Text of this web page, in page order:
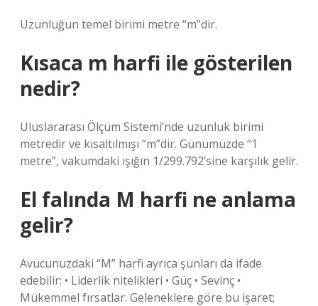
Uzunluğun temel birimi metre “m”dir.
Kısaca m harfi ile gösterilen
nedir?
Uluslararası Ölçüm Sistemi’nde uzunluk birimi
metredir ve kısaltılmışı “m”dir. Günümüzde “1
metre”, vakumdaki ışığın 1/299.792’sine karşılık gelir.
El falında M harfi ne anlama
gelir?
Avucunuzdaki “M” harfi ayrıca şunları da ifade
edebilir: • Liderlik nitelikleri • Güç • Sevinç •
Mükemmel fırsatlar. Geleneklere göre bu işaret;